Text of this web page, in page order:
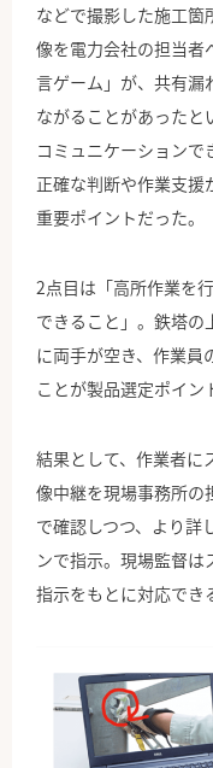
などで撮影した施工箇
像を電力会社の担当者
言ゲーム」が、共有漏
ながることがあったと
コミュニケーションで
正確な判断や作業支援
重要ポイントだった。
2点目は「高所作業を
できること」。鉄塔の
に両手が空き、作業員
ことが製品選定ポイン
結果として、作業者に
像中継を現場事務所の
で確認しつつ、より詳
ンで指示。現場監督
指示をもとに対応でき